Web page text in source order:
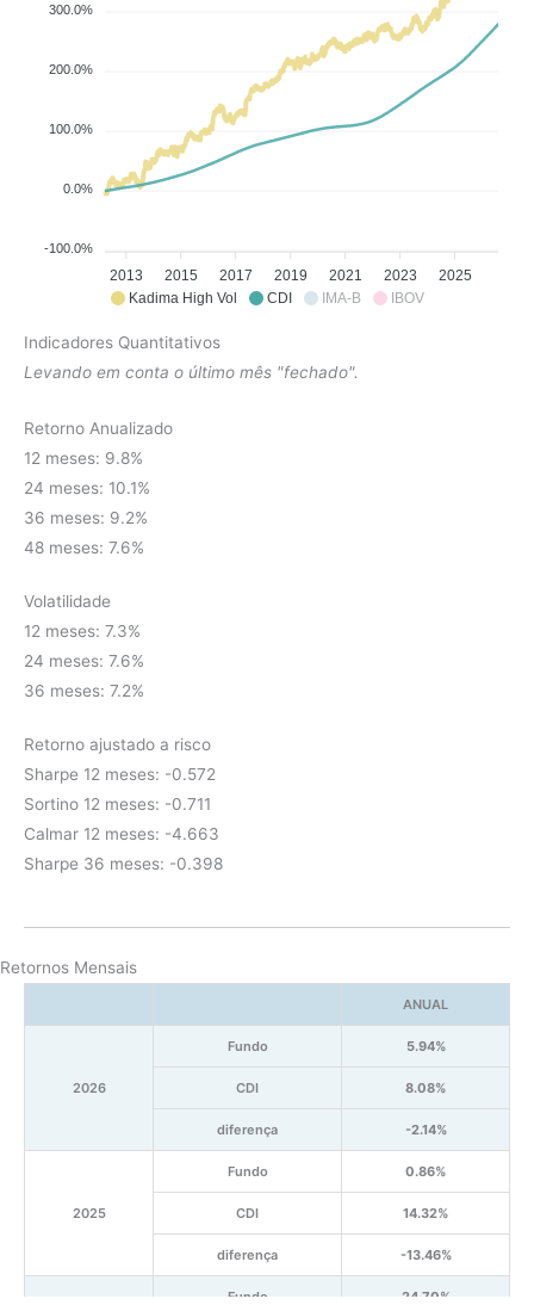
Kadima High Vol CDI IMA-B IBOV
300.0%
200.0%
100.0%
0.0%
-100.0%
2013 2015 2017 2019 2021 2023 2025
Indicadores Quantitativos
Levando em conta o último mês "fechado".
Retorno Anualizado
12 meses: 9.8%
24 meses: 10.1%
36 meses: 9.2%
48 meses: 7.6%
Volatilidade
12 meses: 7.3%
24 meses: 7.6%
36 meses: 7.2%
Retorno ajustado a risco
Sharpe 12 meses: -0.572
Sortino 12 meses: -0.711
Calmar 12 meses: -4.663
Sharpe 36 meses: -0.398
Retornos Mensais
ANUAL
2026
Fundo 5.94%
CDI 8.08%
diferença -2.14%
2025
Fundo 0.86%
CDI 14.32%
diferença -13.46%
Fundo 24.70%